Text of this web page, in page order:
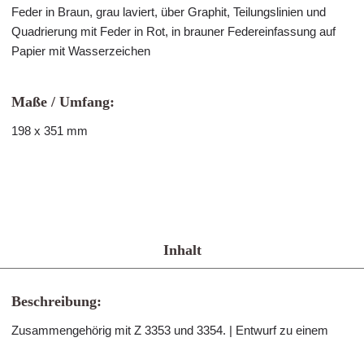
Feder in Braun, grau laviert, über Graphit, Teilungslinien und
Quadrierung mit Feder in Rot, in brauner Federeinfassung auf
Papier mit Wasserzeichen
Maße / Umfang:
198 x 351 mm
Inhalt
Beschreibung:
Zusammengehörig mit Z 3353 und 3354. | Entwurf zu einem